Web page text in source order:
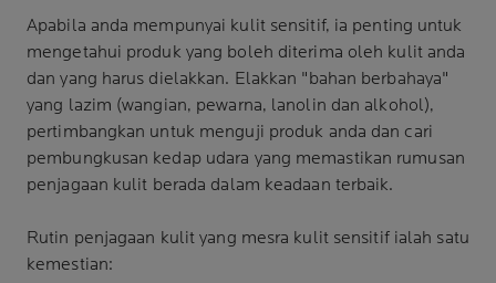
Apabila anda mempunyai kulit sensitif, ia penting untuk
mengetahui produk yang boleh diterima oleh kulit anda
dan yang harus dielakkan. Elakkan "bahan berbahaya"
yang lazim (wangian, pewarna, lanolin dan alkohol),
pertimbangkan untuk menguji produk anda dan cari
pembungkusan kedap udara yang memastikan rumusan
penjagaan kulit berada dalam keadaan terbaik.
Rutin penjagaan kulit yang mesra kulit sensitif ialah satu
kemestian: